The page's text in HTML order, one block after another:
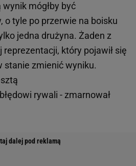
mógłby być
o tyle po przerwie na boisku
jedna drużyna. Żaden z
który pojawił się
stanie zmienić wyniku.
rywali - zmarnował